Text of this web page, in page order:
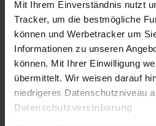
Mit Ihrem Einverständnis nutzt
Tracker, um die bestmögliche
können und Werbetracker um
Informationen zu unseren
können. Mit Ihrer Einwilligung
übermittelt. Wir weisen darauf
niedrigeres Datenschutzniveau
Datenschutzvereinbarung